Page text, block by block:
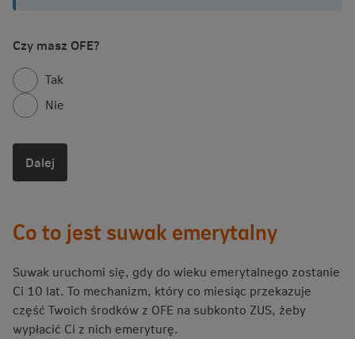
Czy masz OFE?
Tak
Nie
Dalej
Co to jest suwak emerytalny
Suwak uruchomi się, gdy do wieku emerytalnego zostanie
Ci 10 lat. To mechanizm, który co miesiąc przekazuje
część Twoich środków z OFE na subkonto ZUS, żeby
wypłacić Ci z nich emeryturę.